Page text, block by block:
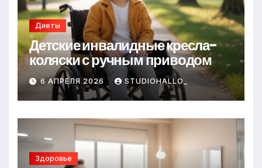
Диеты
Детские инвалидные кресла-
коляски с ручным приводом
6 АПРЕЛЯ 2026 STUDIOHALLO_
Здоровье